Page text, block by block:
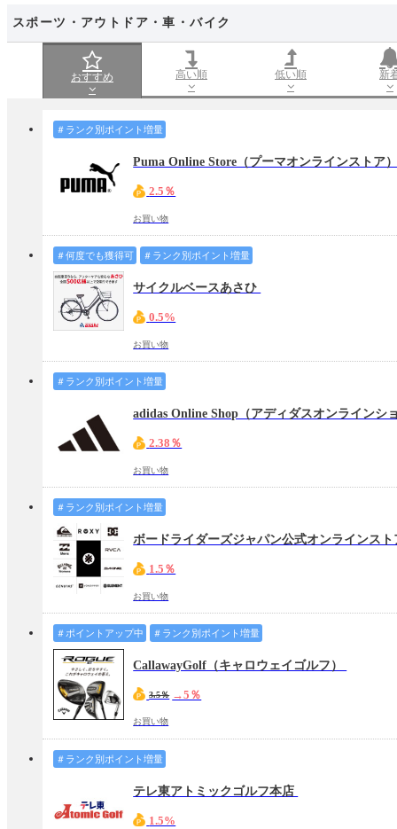
スポーツ・アウトドア・車・バイク
おすすめ 高い順 低い順 新
＃ランク別ポイント増量
Puma Online Store（プーマオンラインストア
2.5％
お買い物
＃何度でも獲得可 ＃ランク別ポイント増量
サイクルベースあさひ
0.5%
お買い物
＃ランク別ポイント増量
2.38％
お買い物
＃ランク別ポイント増量
ボードライダーズジャパン公式オンラインス
1.5％
お買い物
＃ポイントアップ中 ＃ランク別ポイント増量
CallawayGolf（キャロウェイゴルフ）
3.5％ →5％
お買い物
＃ランク別ポイント増量
テレ東アトミックゴルフ本店
1.5%